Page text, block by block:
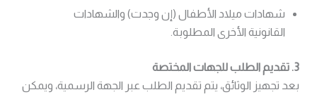
شهادات ميلاد الأطفال (إن وجدت) والشهادات
القانونية الأخرى المطلوبة.
3. تقديم الطلب للجهات المختصة
بعد تجهيز الوثائق، يتم تقديم الطلب عبر الجهة الرسمية، ويمكن